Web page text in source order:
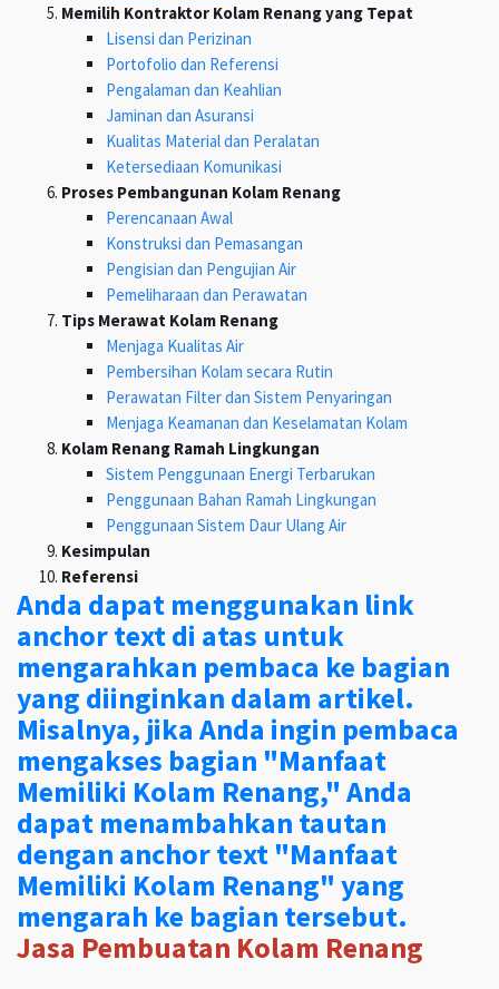
Memilih Kontraktor Kolam Renang yang Tepat
Lisensi dan Perizinan
Portofolio dan Referensi
Pengalaman dan Keahlian
Jaminan dan Asuransi
Kualitas Material dan Peralatan
Ketersediaan Komunikasi
Proses Pembangunan Kolam Renang
Perencanaan Awal
Konstruksi dan Pemasangan
Pengisian dan Pengujian Air
Pemeliharaan dan Perawatan
Tips Merawat Kolam Renang
Menjaga Kualitas Air
Pembersihan Kolam secara Rutin
Perawatan Filter dan Sistem Penyaringan
Menjaga Keamanan dan Keselamatan Kolam
Kolam Renang Ramah Lingkungan
Sistem Penggunaan Energi Terbarukan
Penggunaan Bahan Ramah Lingkungan
Penggunaan Sistem Daur Ulang Air
Kesimpulan
Referensi
Anda dapat menggunakan link
anchor text di atas untuk
mengarahkan pembaca ke bagian
yang diinginkan dalam artikel.
Misalnya, jika Anda ingin pembaca
mengakses bagian "Manfaat
Memiliki Kolam Renang," Anda
dapat menambahkan tautan
dengan anchor text "Manfaat
Memiliki Kolam Renang" yang
mengarah ke bagian tersebut.
Jasa Pembuatan Kolam Renang